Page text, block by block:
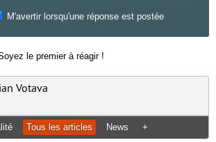
M'avertir lorsqu'une réponse est postée
le premier à réagir !
Votava
Tous les articles News +